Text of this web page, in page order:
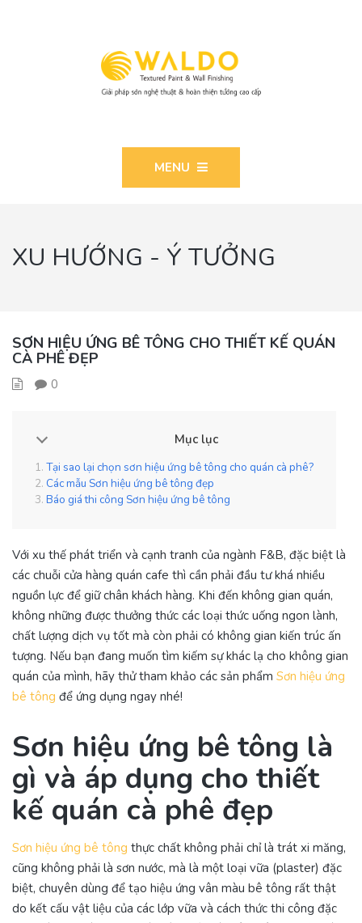
MENU
XU HƯỚNG - Ý TƯỞNG
SƠN HIỆU ỨNG BÊ TÔNG CHO THIẾT KẾ QUÁN
CÀ PHÊ ĐẸP
0
Mục lục
Tại sao lại chọn sơn hiệu ứng bê tông cho quán cà phê?
Các mẫu Sơn hiệu ứng bê tông đẹp
Báo giá thi công Sơn hiệu ứng bê tông
Với xu thế phát triển và cạnh tranh của ngành F&B, đặc biệt là
các chuỗi cửa hàng quán cafe thì cần phải đầu tư khá nhiều
nguồn lực để giữ chân khách hàng. Khi đến không gian quán,
không những được thưởng thức các loại thức uống ngon lành,
chất lượng dịch vụ tốt mà còn phải có không gian kiến trúc ấn
tượng. Nếu bạn đang muốn tìm kiếm sự khác lạ cho không gian
quán của mình, hãy thử tham khảo các sản phẩm Sơn hiệu ứng
bê tông để ứng dụng ngay nhé!
Sơn hiệu ứng bê tông là
gì và áp dụng cho thiết
kế quán cà phê đẹp
Sơn hiệu ứng bê tông thực chất không phải chỉ là trát xi măng,
cũng không phải là sơn nước, mà là một loại vữa (plaster) đặc
biệt, chuyên dùng để tạo hiệu ứng vân màu bê tông rất thật
do kết cấu vật liệu của các lớp vữa và cách thức thi công đặc